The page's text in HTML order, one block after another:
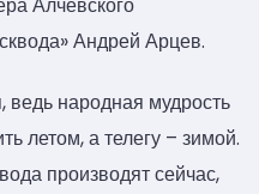
Андрей Арцев.
народная мудрость
летом, а телегу – зимой.
производят сейчас,